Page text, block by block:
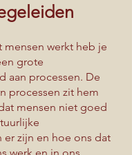
mensen werkt heb je
grote
aan processen. De
processen zit hem
mensen niet goed
zijn en hoe ons dat